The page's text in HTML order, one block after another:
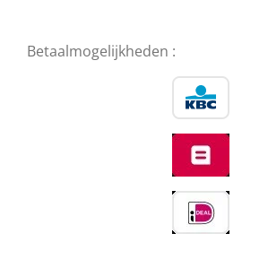
Betaalmogelijkheden :